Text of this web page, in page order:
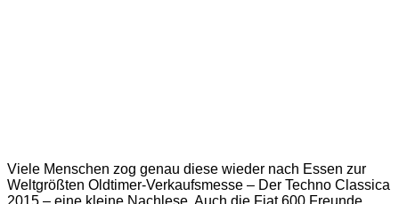
Viele Menschen zog genau diese wieder nach Essen zur
Weltgrößten Oldtimer-Verkaufsmesse – Der Techno Classica
2015 – eine kleine Nachlese. Auch die Fiat 600 Freunde